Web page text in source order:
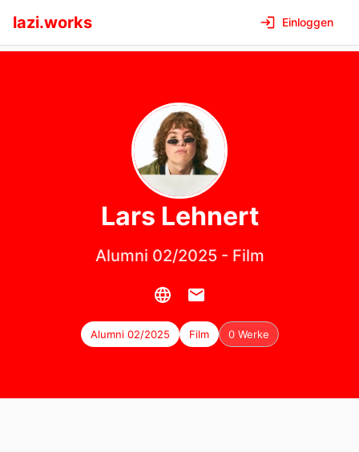
lazi.works Einloggen
Lars Lehnert
Alumni 02/2025- Film
Alumni 02/2025 Film 0 Werke